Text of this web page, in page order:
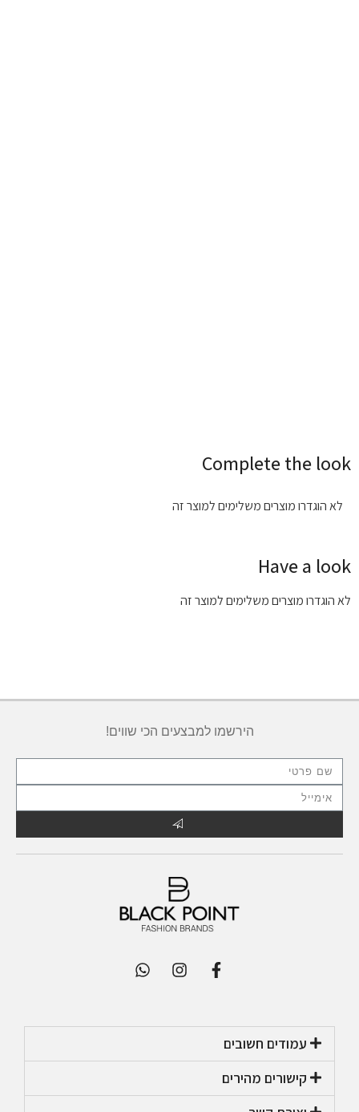
Complete the look
לא הוגדרו מוצרים משלימים למוצר זה
Have a look
לא הוגדרו מוצרים משלימים למוצר זה
הירשמו למבצעים הכי שווים!
עמודים חשובים
קישורים מהירים​